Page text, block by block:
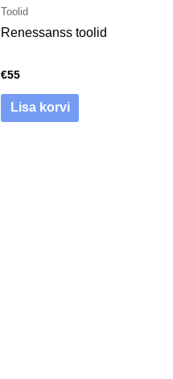
Toolid
Renessanss toolid
€55
Lisa korvi